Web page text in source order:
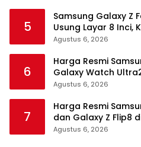
5
Samsung Galaxy Z
Usung Layar 8 Inci,
Snapdragon 8 Elite
Agustus 6, 2026
6
Harga Resmi
Galaxy Watch
Jutaan
Agustus 6, 2026
7
Harga Resmi
dan Galaxy Z Flip8
Jutaan
Agustus 6, 2026